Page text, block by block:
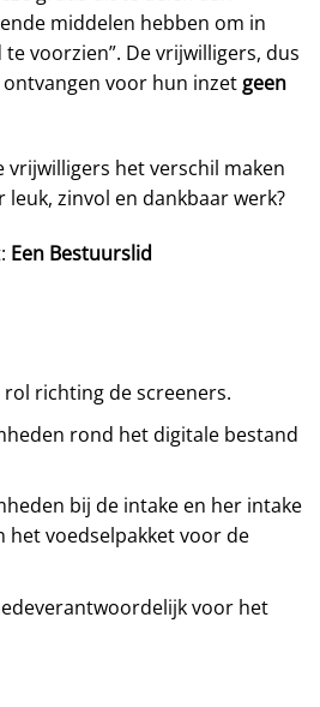
middelen hebben om in
voorzien”. De vrijwilligers, dus
voor hun inzet geen
vrijwilligers het verschil maken
leuk, zinvol en dankbaar werk?
Een Bestuurslid
richting de screeners.
rond het digitale bestand
bij de intake en her intake
het voedselpakket voor de
voor het